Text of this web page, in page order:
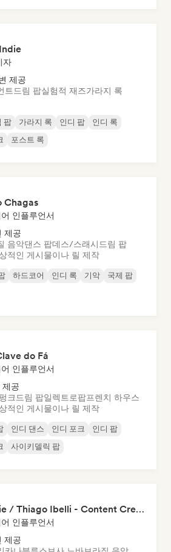
자
제공
트 드림 팝실험적 재즈가라지 록
팝 가라지 록 인디 팝
인디 록
포스트 록
Chagas
인플루언서
제공
음악댄스 팝데스/스래시 드림 팝
적인 게시물이나 릴 제작
하드코어 인디 록 기악
국제 팝
do Fá
인플루언서
제공
크 드림 팝일렉트로팝프렌치 하우스
적인 게시물이나 릴 제작
인디 댄스 인디 포크
인디 팝
사이키델릭 팝
Disconfie / Thiago Ibelli - Content Creator
인플루언서
제공